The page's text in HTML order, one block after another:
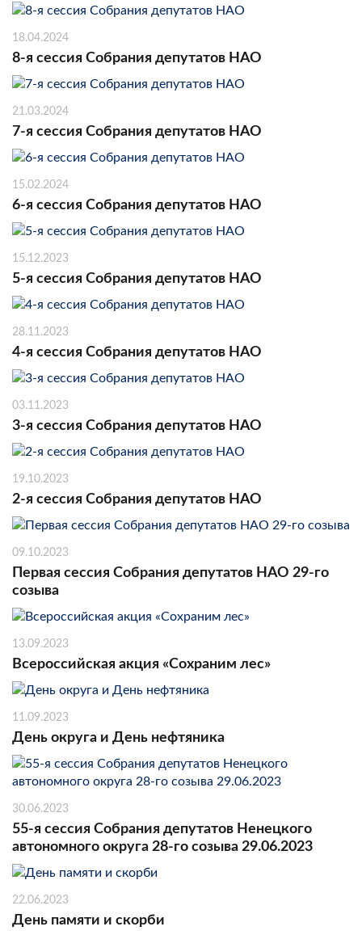
18.04.2024
8-я сессия Собрания депутатов НАО
21.03.2024
7-я сессия Собрания депутатов НАО
15.02.2024
6-я сессия Собрания депутатов НАО
15.12.2023
5-я сессия Собрания депутатов НАО
28.11.2023
4-я сессия Собрания депутатов НАО
03.11.2023
3-я сессия Собрания депутатов НАО
19.10.2023
2-я сессия Собрания депутатов НАО
09.10.2023
Первая сессия Собрания депутатов НАО 29-го
созыва
13.09.2023
Всероссийская акция «Сохраним лес»
11.09.2023
День округа и День нефтяника
30.06.2023
55-я сессия Собрания депутатов Ненецкого
автономного округа 28-го созыва 29.06.2023
22.06.2023
День памяти и скорби